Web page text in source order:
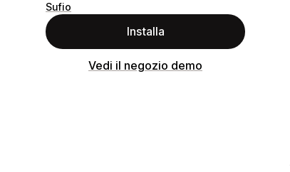
Sufio
Installa
Vedi il negozio demo